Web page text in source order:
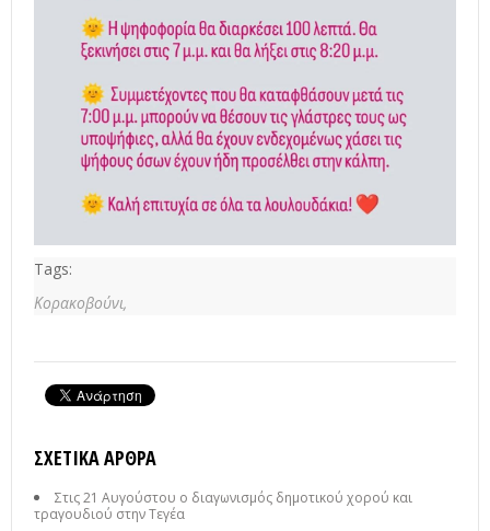
Tags:
Κορακοβούνι,
ΣΧΕΤΙΚΆ ΆΡΘΡΑ
Στις 21 Αυγούστου ο διαγωνισμός δημοτικού χορού και
τραγουδιού στην Τεγέα